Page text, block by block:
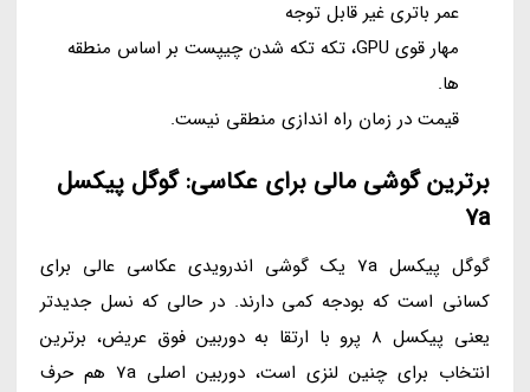
عمر باتری غیر قابل توجه
مهار قوی GPU، تکه تکه شدن چیپست بر اساس منطقه
ها.
قیمت در زمان راه اندازی منطقی نیست.
برترین گوشی مالی برای عکاسی: گوگل پیکسل
7a
گوگل پیکسل 7a یک گوشی اندرویدی عکاسی عالی برای
کسانی است که بودجه کمی دارند. در حالی که نسل جدیدتر
یعنی پیکسل 8 پرو با ارتقا به دوربین فوق عریض، برترین
انتخاب برای چنین لنزی است، دوربین اصلی 7a هم حرف